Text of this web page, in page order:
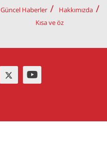
Güncel Haberler
Hakkımızda
Kısa ve öz